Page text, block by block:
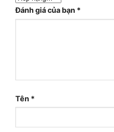
Đánh giá của bạn *
Tên *